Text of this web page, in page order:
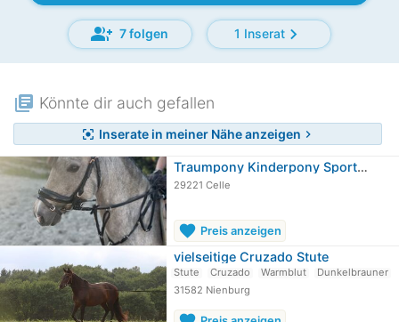
group_add 7 folgen 1 Inseratchevron_right
library_books Könnte dir auch gefallen
center_focus_strong Inserate in meiner Nähe anzeigen chevron_right
Traumpony Kinderpony Sportpony…
29221 Celle
favorite Preis anzeigen
vielseitige Cruzado Stute
Stute Cruzado Warmblut
Dunkelbrauner
31582 Nienburg